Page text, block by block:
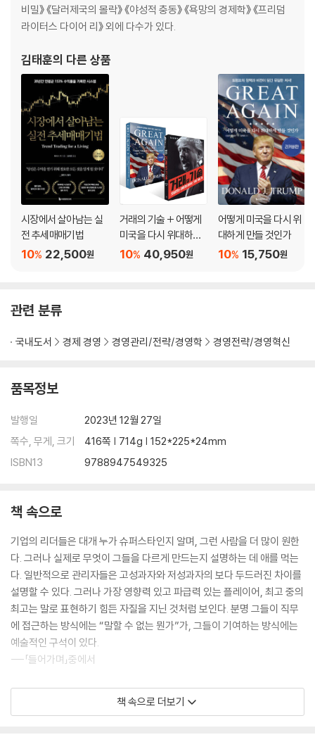
비밀》 《달러제국의 몰락》 《야성적 충동》 《욕망의 경제학》 《프리덤
라이터스 다이어 리》 외에 다수가 있다.
김태훈의 다른 상품
시장에서 살아남는 실
전 추세매매기법
22,500원
10%
거래의 기술 + 어떻게
미국을 다시 위대하게
만들 것인가 세트
40,950원
10%
어떻게 미국을 다시 위
대하게 만들 것인가
15,750원
10%
관련 분류
국내도서 경제 경영 경영관리/전략/경영학 경영전략/경영혁신
품목정보
발행일
2023년 12월 27일
쪽수, 무게, 크기
416쪽 | 714g | 152*225*24mm
ISBN13
9788947549325
책 속으로
기업의 리더들은 대개 누가 슈퍼스타인지 알며, 그런 사람을 더 많이 원한
다. 그러나 실제로 무엇이 그들을 다르게 만드는지 설명하는 데 애를 먹는
다. 일반적으로 관리자들은 고성과자와 저성과자의 보다 두드러진 차이를
설명할 수 있다. 그러나 가장 영향력 있고 파급력 있는 플레이어, 최고 중의
최고는 말로 표현하기 힘든 자질을 지닌 것처럼 보인다. 분명 그들이 직무
에 접근하는 방식에는 “말할 수 없는 뭔가”가, 그들이 기여하는 방식에는
예술적인 구석이 있다.
---「들어가며」중에서
그들은 임팩트 플레이어, 즉 개인적으로 상당한 기여를 하는 동시에 전체
팀에 엄청나게 긍정적인 효과를 끼치는 플레이어다. 스포츠계의 임팩트 플
책 속으로 더보기